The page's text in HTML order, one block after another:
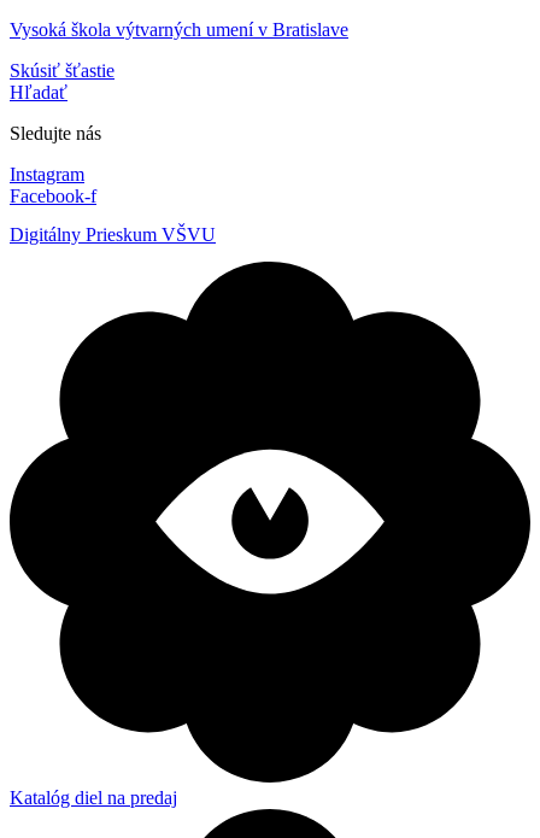
Vysoká škola výtvarných umení v Bratislave
Skúsiť šťastie
Hľadať
Sledujte nás
Instagram
Facebook-f
Digitálny Prieskum VŠVU
Katalóg diel na predaj